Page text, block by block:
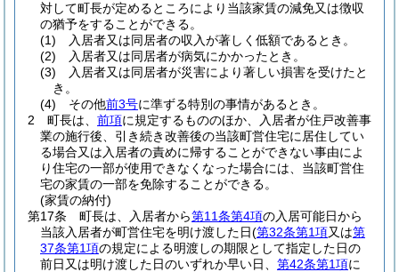
対して町長が定めるところにより当該家賃の減免又は徴収
の猶予をすることができる。
(1)
入居者又は同居者の収入が著しく低額であるとき。
(2)
入居者又は同居者が病気にかかったとき。
(3)
入居者又は同居者が災害により著しい損害を受けたと
き。
(4)
その他前3号に準ずる特別の事情があるとき。
2
町長は、 前項に規定するもののほか、入居者が住戸改善事
業の施行後、引き続き改善後の当該町営住宅に居住してい
る場合又は入居者の責めに帰することができない事由によ
り住宅の一部が使用できなくなった場合には、当該町営住
宅の家賃の一部を免除することができる。
(家賃の納付)
第17条
町長は、入居者から第11条第4項の入居可能日から
当該入居者が町営住宅を明け渡した日(第32条第1項又は第
37条第1項の規定による明渡しの期限として指定した日の
前日又は明け渡した日のいずれか早い日、 第42条第1項に